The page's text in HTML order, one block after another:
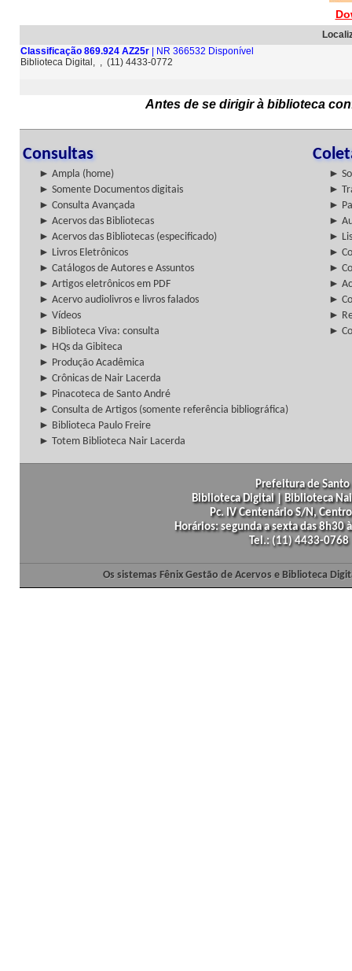
Classificação 869.924 AZ25r | NR 366532 Disponível
Biblioteca Digital, , (11) 4433-0772
Antes de se dirigir à biblioteca
Consultas
► Ampla (home)
►
► Somente Documentos digitais
►
► Consulta Avançada
►
► Acervos das Bibliotecas
►
► Acervos das Bibliotecas (especificado)
►
► Livros Eletrônicos
►
► Catálogos de Autores e Assuntos
►
► Artigos eletrônicos em PDF
►
► Acervo audiolivros e livros falados
►
► Vídeos
►
► Biblioteca Viva: consulta
►
► HQs da Gibiteca
► Produção Acadêmica
► Crônicas de Nair Lacerda
► Pinacoteca de Santo André
► Consulta de Artigos (somente referência bibliográfica)
► Biblioteca Paulo Freire
► Totem Biblioteca Nair Lacerda
Prefeitura de
Biblioteca Digital | Biblioteca
Pc. IV Centenário S/N,
Horários: segunda a sexta das
Tel.: (11) 4433-
Os sistemas Fênix Gestão de Acervos e Biblioteca